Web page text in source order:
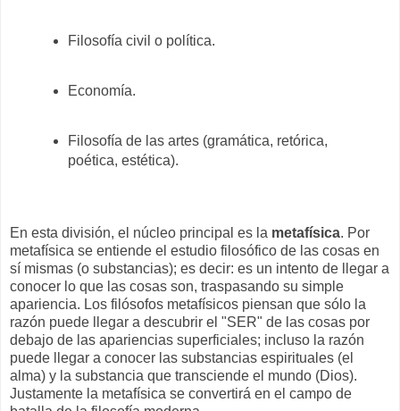
Filosofía civil o política.
Economía.
Filosofía de las artes (gramática, retórica,
poética, estética).
En esta división, el núcleo principal es la metafísica. Por
metafísica se entiende el estudio filosófico de las cosas en
sí mismas (o substancias); es decir: es un intento de llegar a
conocer lo que las cosas son, traspasando su simple
apariencia. Los filósofos metafísicos piensan que sólo la
razón puede llegar a descubrir el "SER" de las cosas por
debajo de las apariencias superficiales; incluso la razón
puede llegar a conocer las substancias espirituales (el
alma) y la substancia que transciende el mundo (Dios).
Justamente la metafísica se convertirá en el campo de